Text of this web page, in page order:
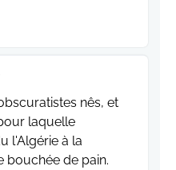
nês, et
laquelle
l'Algérie à la
bouchée de pain.